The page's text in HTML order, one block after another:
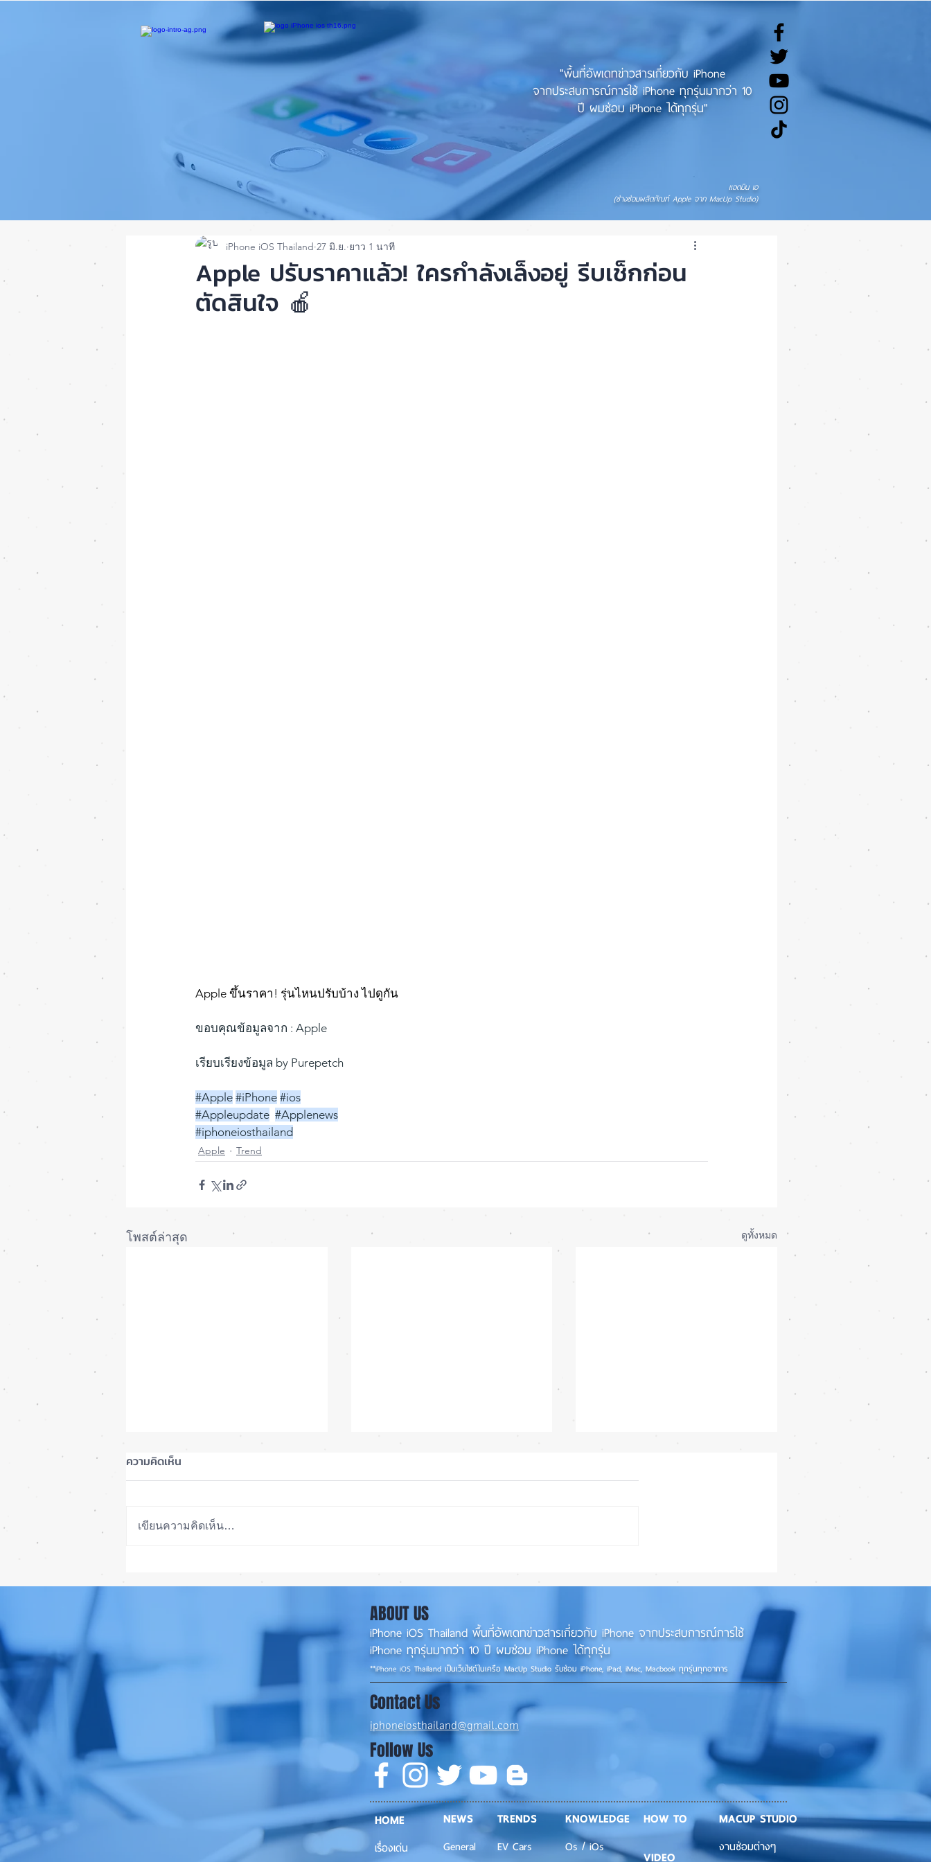
"พื้นที่อัพเดทข่าวสารเกี่ยวกับ iPhone
จากประสบการณ์การใช้ iPhone ทุกรุ่นมากว่า 10
ปี ผมซ่อม iPhone ได้ทุกรุ่น"
แอดมิน เอ
(ช่างซ่อมผลิตภัณฑ์ Apple จาก MacUp Studio)
Apple ปรับราคาแล้ว! ใครกำลังเล็งอยู่ รีบเช็กก่อน
ตัดสินใจ 🍎
iPhone iOS Thailand 27 มิ.ย. ยาว 1 นาที
Apple ขึ้นราคา! รุ่นไหนปรับบ้าง ไปดูกัน
ขอบคุณข้อมูลจาก : Apple
เรียบเรียงข้อมูล by Purepetch
#Apple #iPhone #ios
#Appleupdate #Applenews
#iphoneiosthailand
Apple Trend
โพสต์ล่าสุด ดูทั้งหมด
สเปก iPhone 18 Pro 👀📱✨
Max ตกจากฟ้าไม่พัง! ⚡📱
น่าใช้กว่าเดิม หลายแอปรองรับ
ความคิดเห็น
เขียนความคิดเห็น…
ABOUT US
iPhone iOS Thailand พื้นที่อัพเดทข่าวสารเกี่ยวกับ iPhone จากประสบการณ์การใช้
iPhone ทุกรุ่นมากว่า 10 ปี ผมซ่อม iPhone ได้ทุกรุ่น
**iPhone iOS Thailand เป็นเว็บไซต์ในเครือ MacUp Studio รับซ่อม iPhone, iPad, iMac, Macbook ทุกรุ่นทุกอาการ
Contact Us
iphoneiosthailand@gmail.com
Follow Us
HOME
เรื่องเด่น
NEWS
General
TRENDS
EV Cars
KNOWLEDGE
Os / iOs
HOW TO
VIDEO
MACUP STUDIO
งานซ่อมต่างๆ